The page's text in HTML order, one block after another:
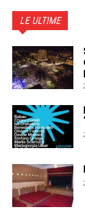
LE ULTIME